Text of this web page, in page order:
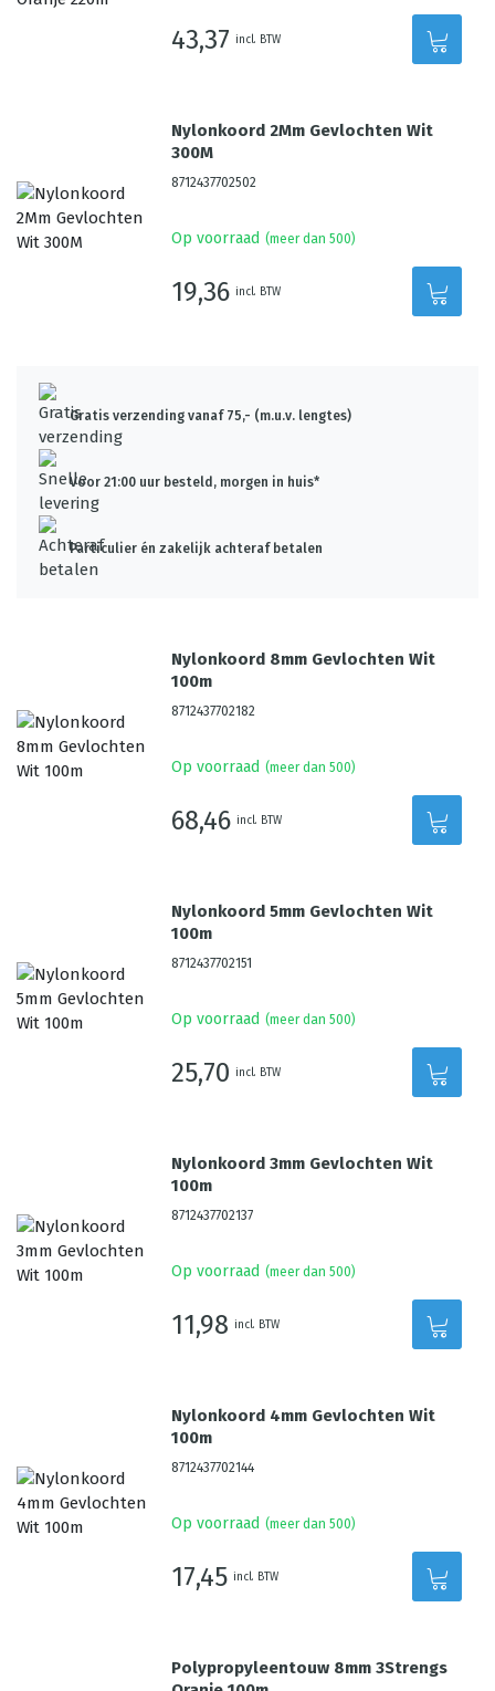
43,37 incl. BTW
Nylonkoord 2Mm Gevlochten Wit
300M
8712437702502
Op voorraad (meer dan 500)
19,36 incl. BTW
Gratis verzending vanaf 75,- (m.u.v. lengtes)
Voor 21:00 uur besteld, morgen in huis*
Particulier én zakelijk achteraf betalen
Nylonkoord 8mm Gevlochten Wit
100m
8712437702182
Op voorraad (meer dan 500)
68,46 incl. BTW
Nylonkoord 5mm Gevlochten Wit
100m
8712437702151
Op voorraad (meer dan 500)
25,70 incl. BTW
Nylonkoord 3mm Gevlochten Wit
100m
8712437702137
Op voorraad (meer dan 500)
11,98 incl. BTW
Nylonkoord 4mm Gevlochten Wit
100m
8712437702144
Op voorraad (meer dan 500)
17,45 incl. BTW
Polypropyleentouw 8mm 3Strengs